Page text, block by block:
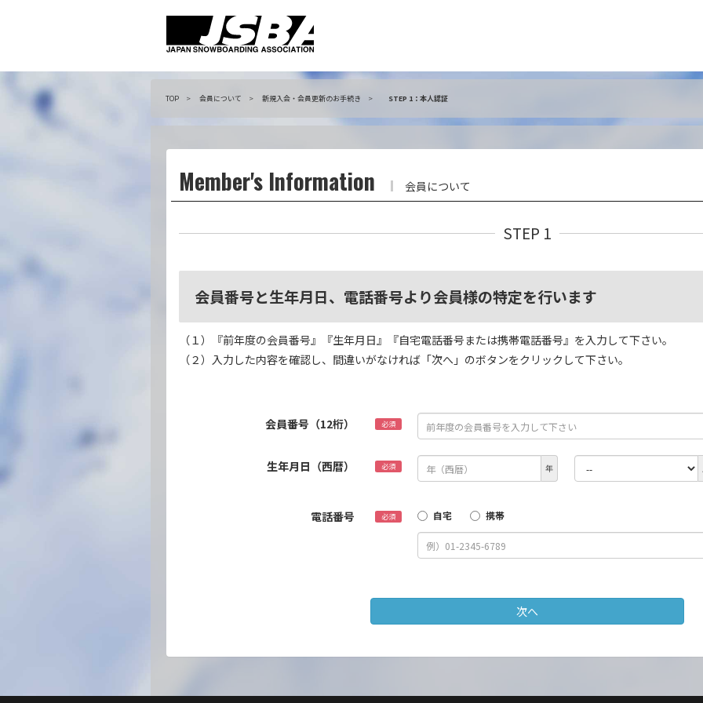
TOP 会員について 新規入会・会員更新のお手続き STEP 1：本人認証
Member's Information 会員について
STEP 1
会員番号と生年月日、電話番号より会員様の特定を行います
（１）『前年度の会員番号』『生年月日』『自宅電話番号または携帯電話番号』を入力して下さい。
（２）入力した内容を確認し、間違いがなければ「次へ」のボタンをクリックして下さい。
会員番号（12桁） 必須
生年月日（西暦） 必須 年
電話番号 必須 自宅 携帯
次へ